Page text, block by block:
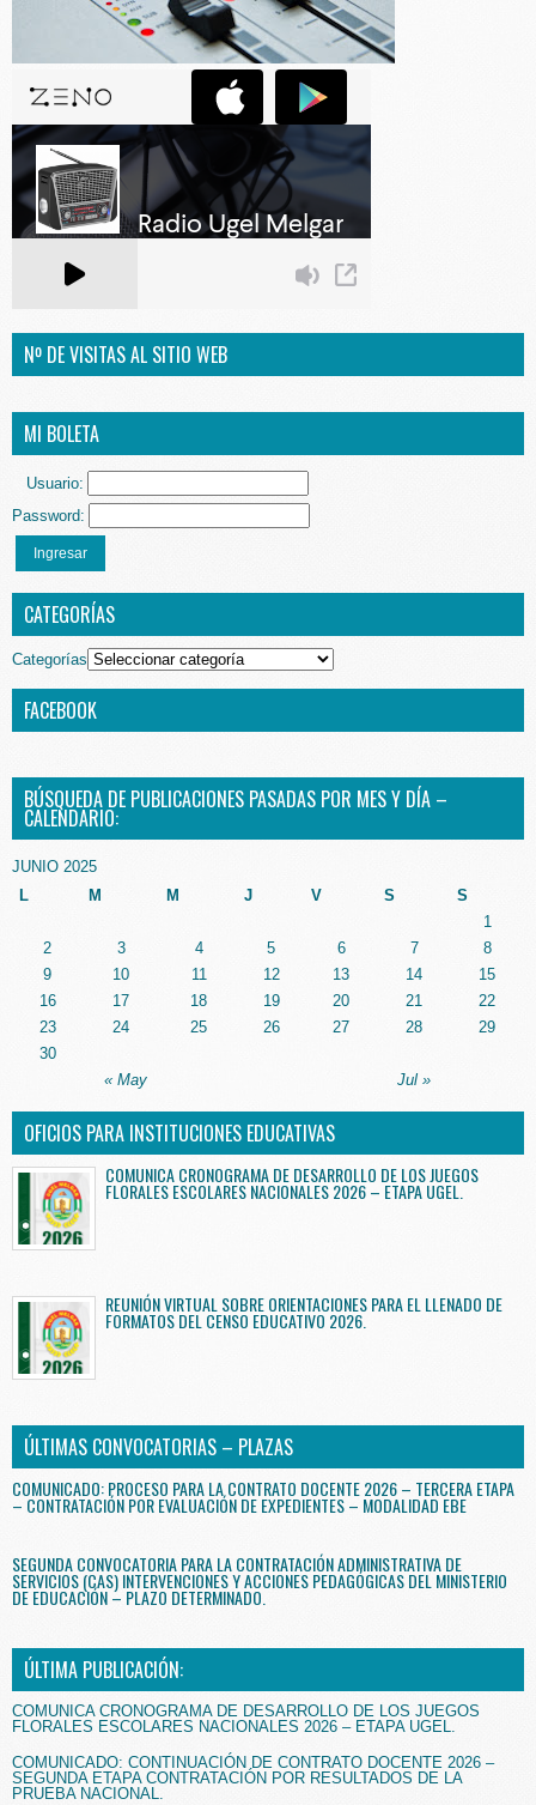
Nº DE VISITAS AL SITIO WEB
MI BOLETA
Usuario:
Password:
Ingresar
CATEGORÍAS
Categorías
FACEBOOK
BÚSQUEDA DE PUBLICACIONES PASADAS POR MES Y DÍA –
CALENDARIO:
JUNIO 2025
L
M M J V S S
« May Jul »
1
2
3 4 5 6 7
8
9
10 11 12 13 14
15
16
17 18 19 20 21
22
23
24 25 26 27 28
29
30
OFICIOS PARA INSTITUCIONES EDUCATIVAS
COMUNICA CRONOGRAMA DE DESARROLLO DE LOS JUEGOS
FLORALES ESCOLARES NACIONALES 2026 – ETAPA UGEL.
REUNIÓN VIRTUAL SOBRE ORIENTACIONES PARA EL LLENADO DE
FORMATOS DEL CENSO EDUCATIVO 2026.
ÚLTIMAS CONVOCATORIAS – PLAZAS
COMUNICADO: PROCESO PARA LA CONTRATO DOCENTE 2026 – TERCERA ETAPA
– CONTRATACIÓN POR EVALUACIÓN DE EXPEDIENTES – MODALIDAD EBE
SEGUNDA CONVOCATORIA PARA LA CONTRATACIÓN ADMINISTRATIVA DE
SERVICIOS (CAS) INTERVENCIONES Y ACCIONES PEDAGÓGICAS DEL MINISTERIO
DE EDUCACIÓN – PLAZO DETERMINADO.
ÚLTIMA PUBLICACIÓN:
COMUNICA CRONOGRAMA DE DESARROLLO DE LOS JUEGOS
FLORALES ESCOLARES NACIONALES 2026 – ETAPA UGEL.
COMUNICADO: CONTINUACIÓN DE CONTRATO DOCENTE 2026 –
SEGUNDA ETAPA CONTRATACIÓN POR RESULTADOS DE LA
PRUEBA NACIONAL.